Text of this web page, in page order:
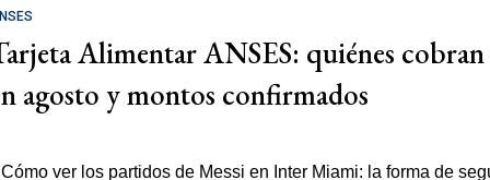
Alimentar ANSES: quiénes cobran
agosto y montos confirmados